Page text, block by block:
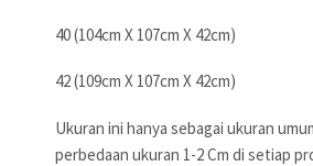
40 (104cm X 107cm X 42cm)
42 (109cm X 107cm X 42cm)
Ukuran ini hanya sebagai ukuran
perbedaan ukuran 1-2 Cm di setiap